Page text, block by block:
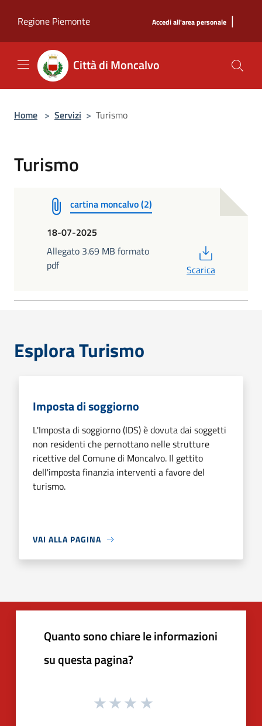
Regione Piemonte
Accedi all'area personale |
Città di Moncalvo
Home > Servizi > Turismo
Turismo
cartina moncalvo (2)
18-07-2025
Allegato 3.69 MB formato
pdf
Scarica
Esplora Turismo
Imposta di soggiorno
L'Imposta di soggiorno (IDS) è dovuta dai soggetti
non residenti che pernottano nelle strutture
ricettive del Comune di Moncalvo. Il gettito
dell'imposta finanzia interventi a favore del
turismo.
VAI ALLA PAGINA
Quanto sono chiare le informazioni
su questa pagina?